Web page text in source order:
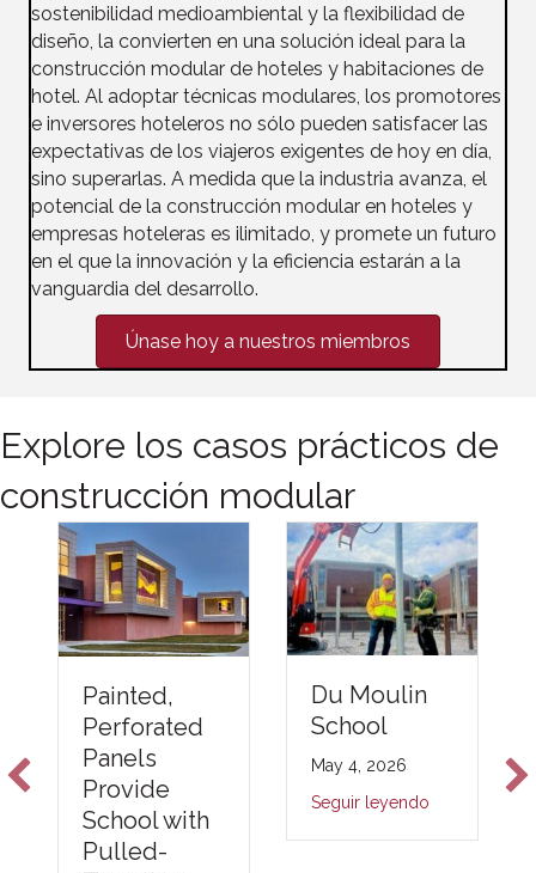
sostenibilidad medioambiental y la flexibilidad de
diseño, la convierten en una solución ideal para la
construcción modular de hoteles y habitaciones de
hotel. Al adoptar técnicas modulares, los promotores
e inversores hoteleros no sólo pueden satisfacer las
expectativas de los viajeros exigentes de hoy en día,
sino superarlas. A medida que la industria avanza, el
potencial de la construcción modular en hoteles y
empresas hoteleras es ilimitado, y promete un futuro
en el que la innovación y la eficiencia estarán a la
vanguardia del desarrollo.
Únase hoy a nuestros miembros
Explore los casos prácticos de
construcción modular
Painted,
Perforated
Panels
Provide
School with
Pulled-
Du Moulin
School
May 4, 2026
Seguir leyendo